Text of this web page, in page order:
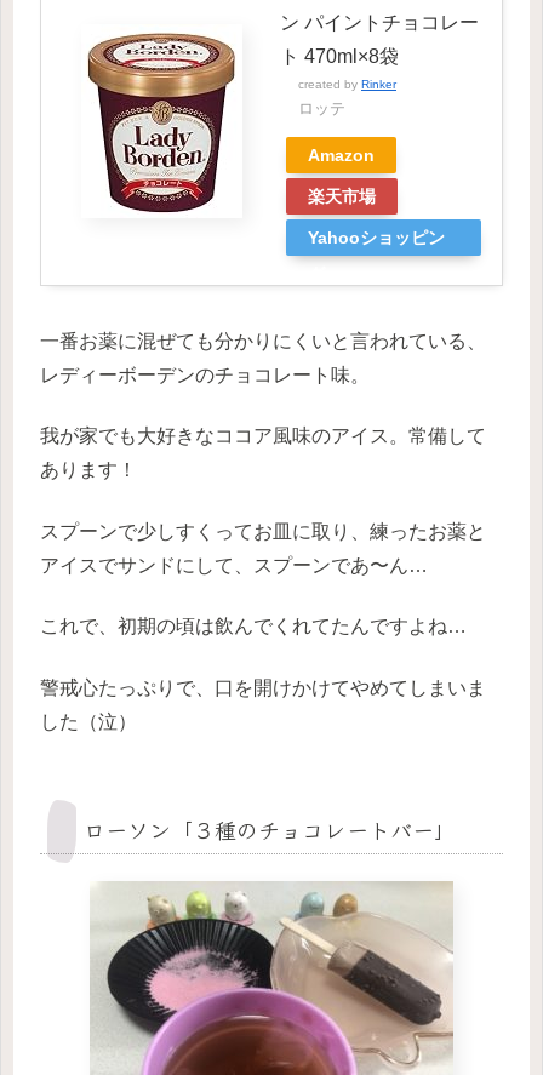
ン パイントチョコレー
ト 470ml×8袋
created by Rinker
ロッテ
Amazon
楽天市場
Yahooショッピン
一番お薬に混ぜても分かりにくいと言われている、
レディーボーデンのチョコレート味。
我が家でも大好きなココア風味のアイス。常備して
あります！
スプーンで少しすくってお皿に取り、練ったお薬と
アイスでサンドにして、スプーンであ〜ん…
これで、初期の頃は飲んでくれてたんですよね…
警戒心たっぷりで、口を開けかけてやめてしまいま
した（泣）
ローソン「３種のチョコレートバー」